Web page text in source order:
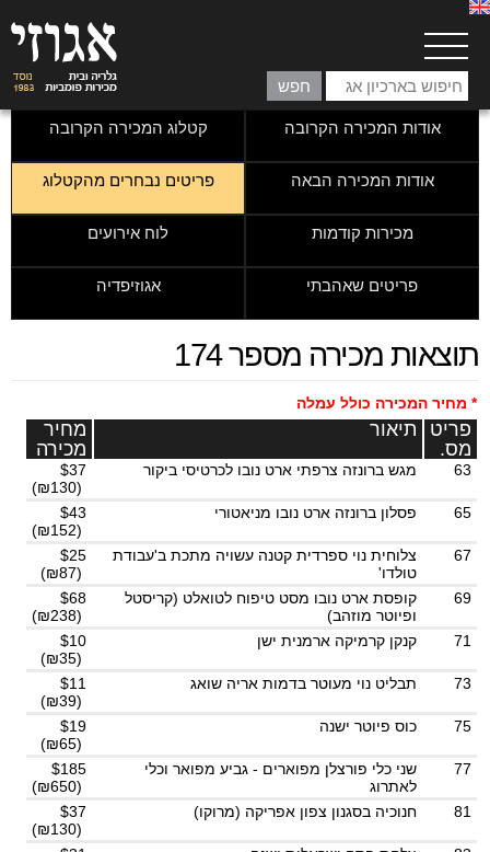
אודות המכירה הקרובה קטלוג המכירה הקרובה
אודות המכירה הבאה פריטים נבחרים מהקטלוג
מכירות קודמות לוח אירועים
פריטים שאהבתי אגוזיפדיה
תוצאות מכירה מספר 174
* מחיר המכירה כולל עמלה
פריט
מס.
תיאור
מחיר
מכירה
63 מגש ברונזה צרפתי ארט נובו לכרטיסי ביקור
$37
(₪130)
65
פסלון ברונזה ארט נובו מניאטורי
$43
(₪152)
67
צלוחית נוי ספרדית קטנה עשויה מתכת ב'עבודת
טולדו'
$25
(₪87)
69
קופסת ארט נובו מסט טיפוח לטואלט (קריסטל
ופיוטר מוזהב)
$68
(₪238)
71
קנקן קרמיקה ארמנית ישן
$10
(₪35)
73
תבליט נוי מעוטר בדמות אריה שואג
$11
(₪39)
75
כוס פיוטר ישנה
$19
(₪65)
77
שני כלי פורצלן מפוארים - גביע מפואר וכלי
לאתרוג
$185
(₪650)
81
חנוכיה בסגנון צפון אפריקה (מרוקו)
$37
(₪130)